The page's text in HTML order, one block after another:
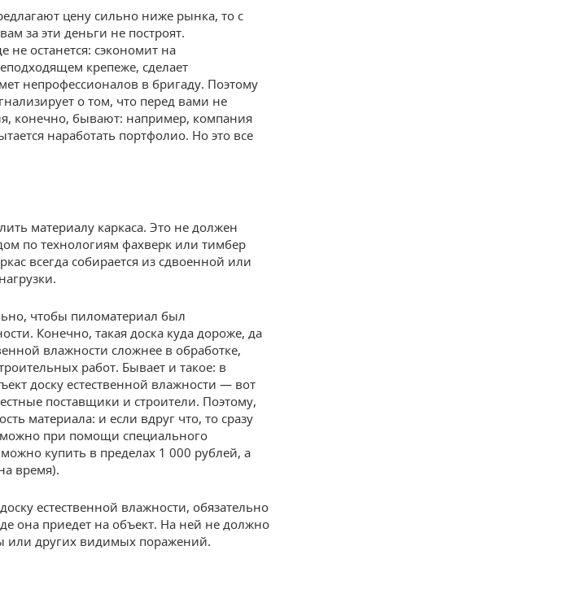
цену сильно ниже рынка, то с
за эти деньги не построят.
не останется: сэкономит на
крепеже, сделает
непрофессионалов в бригаду. Поэтому
о том, что перед вами не
конечно, бывают: например, компания
наработать портфолио. Но это все
материалу каркаса. Это не должен
по технологиям фахверк или тимбер
всегда собирается из сдвоенной или
чтобы пиломатериал был
Конечно, такая доска куда дороже, да
влажности сложнее в обработке,
работ. Бывает и такое: в
доску естественной влажности — вот
поставщики и строители. Поэтому,
материала: и если вдруг что, то сразу
можно при помощи специального
купить в пределах 1 000 рублей, а
время).
естественной влажности, обязательно
она приедет на объект. На ней не должно
или других видимых поражений.